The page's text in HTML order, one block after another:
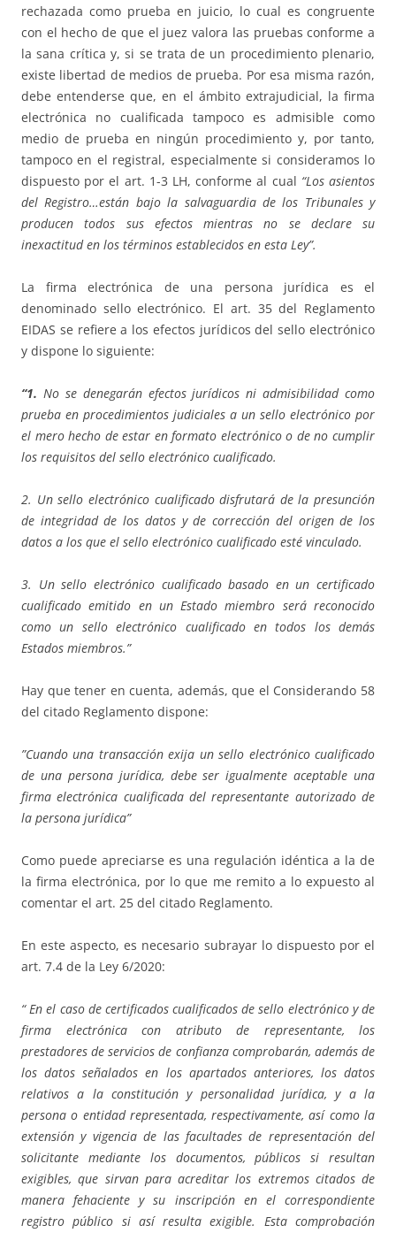
rechazada como prueba en juicio, lo cual es congruente
con el hecho de que el juez valora las pruebas conforme a
la sana crítica y, si se trata de un procedimiento plenario,
existe libertad de medios de prueba. Por esa misma razón,
debe entenderse que, en el ámbito extrajudicial, la firma
electrónica no cualificada tampoco es admisible como
medio de prueba en ningún procedimiento y, por tanto,
tampoco en el registral, especialmente si consideramos lo
dispuesto por el art. 1-3 LH, conforme al cual “Los asientos
del Registro…están bajo la salvaguardia de los Tribunales y
producen todos sus efectos mientras no se declare su
inexactitud en los términos establecidos en esta Ley”.
La firma electrónica de una persona jurídica es el
denominado sello electrónico. El art. 35 del Reglamento
EIDAS se refiere a los efectos jurídicos del sello electrónico
y dispone lo siguiente:
“1. No se denegarán efectos jurídicos ni admisibilidad como
prueba en procedimientos judiciales a un sello electrónico por
el mero hecho de estar en formato electrónico o de no cumplir
los requisitos del sello electrónico cualificado.
2. Un sello electrónico cualificado disfrutará de la presunción
de integridad de los datos y de corrección del origen de los
datos a los que el sello electrónico cualificado esté vinculado.
3. Un sello electrónico cualificado basado en un certificado
cualificado emitido en un Estado miembro será reconocido
como un sello electrónico cualificado en todos los demás
Estados miembros.”
Hay que tener en cuenta, además, que el Considerando 58
del citado Reglamento dispone:
”Cuando una transacción exija un sello electrónico cualificado
de una persona jurídica, debe ser igualmente aceptable una
firma electrónica cualificada del representante autorizado de
la persona jurídica”
Como puede apreciarse es una regulación idéntica a la de
la firma electrónica, por lo que me remito a lo expuesto al
comentar el art. 25 del citado Reglamento.
En este aspecto, es necesario subrayar lo dispuesto por el
art. 7.4 de la Ley 6/2020:
“ En el caso de certificados cualificados de sello electrónico y de
firma electrónica con atributo de representante, los
prestadores de servicios de confianza comprobarán, además de
los datos señalados en los apartados anteriores, los datos
relativos a la constitución y personalidad jurídica, y a la
persona o entidad representada, respectivamente, así como la
extensión y vigencia de las facultades de representación del
solicitante mediante los documentos, públicos si resultan
exigibles, que sirvan para acreditar los extremos citados de
manera fehaciente y su inscripción en el correspondiente
registro público si así resulta exigible. Esta comprobación